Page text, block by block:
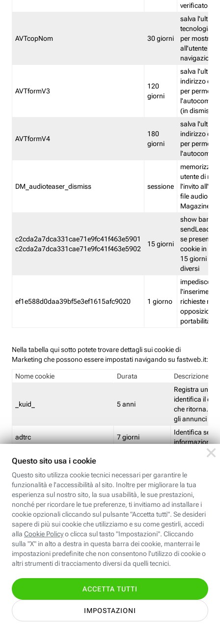
verificato
AVTcopNom 30 giorni
salva l'ultima
tecnologia
per
all'utente
navigazione
AVTformV3
120
giorni
salva l'ultimo
indirizzo di
per
(in
AVTformV4
180
giorni
salva l'ultimo
indirizzo di
per
DM_audioteaser_dismiss sessione
memorizza
utente di
l'invito
file audio del
Magazine
c2cda2a7dca331cae71e9fc41f463e5901
c2cda2a7dca331cae71e9fc41f463e5902
15 giorni
show banner
sendLead
se presenti
cookie in un
15 giorni e
diversi
ef1e588d0daa39bf5e3ef1615afc9020 1 giorno
impedisce
l'inserimento
richieste
opposizione
portabilità
Nella tabella qui sotto potete trovare dettagli sui cookie di
Marketing che possono essere impostati navigando su fastweb.it:
Nome cookie Durata Descrizione
_kuid_ 5 anni
Registra un ID
identifica il
che ritorna.
gli annunci
adtrc 7 giorni
Identifica se
informazioni
CFFC<TagID>
Limite di
CM 1 giorno
Identifica se
ricontrollare
corrispondenti
(impostata da
CM14 14 giorni
Identifica se
ricontrollare
corrispondenti
(impostata da
pagine
EBFC<BannerID> 7 giorni
Identifica la
banner
Identifica la